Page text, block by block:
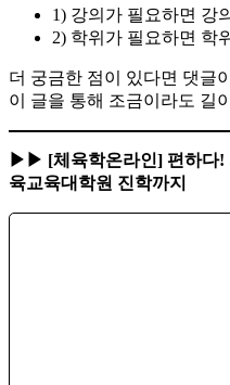
1) 강의가 필요하면 강
2) 학위가 필요하면 학
더 궁금한 점이 있다면 댓글
이 글을 통해 조금이라도 길
▶▶ [체육학온라인] 편하다!
육교육대학원 진학까지